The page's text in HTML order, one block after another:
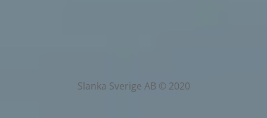
Slanka Sverige AB © 2020